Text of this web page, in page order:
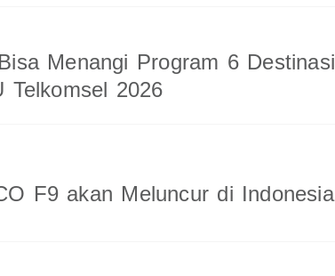
Menangi Program 6 Destinasi
Telkomsel 2026
F9 akan Meluncur di Indonesia